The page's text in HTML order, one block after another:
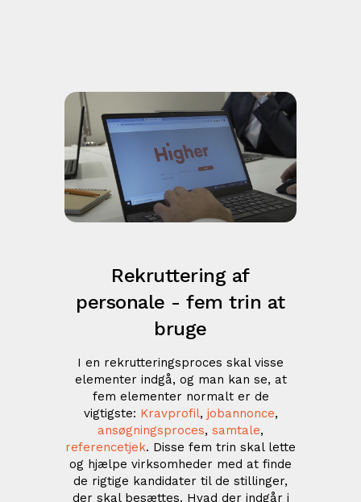
Rekruttering af
personale - fem trin at
bruge
I en rekrutteringsproces skal visse
elementer indgå, og man kan se, at
fem elementer normalt er de
vigtigste: Kravprofil, jobannonce,
ansøgningsproces, samtale,
referencetjek. Disse fem trin skal lette
og hjælpe virksomheder med at finde
de rigtige kandidater til de stillinger,
der skal besættes. Hvad der indgår i